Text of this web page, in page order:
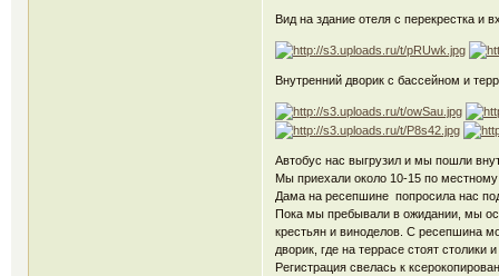
Вид на здание отеля с перекрестка и
Внутренний дворик с бассейном и
Автобус нас выгрузил и мы пошли
Мы приехали около 10-15 по
Дама на ресепшине попросила нас
Пока мы пребывали в ожидании, мы
крестьян и виноделов. С ресепшина
дворик, где на террасе стоят
Регистрация свелась к